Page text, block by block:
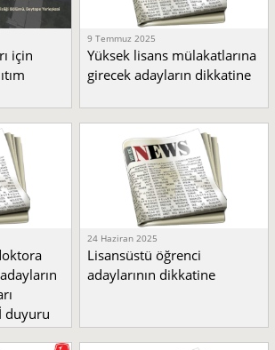
için
9 Temmuz 2025
Yüksek lisans mülakatlarına
girecek adayların dikkatine
duyuru
24 Haziran 2025
Lisansüstü öğrenci
adaylarının dikkatine